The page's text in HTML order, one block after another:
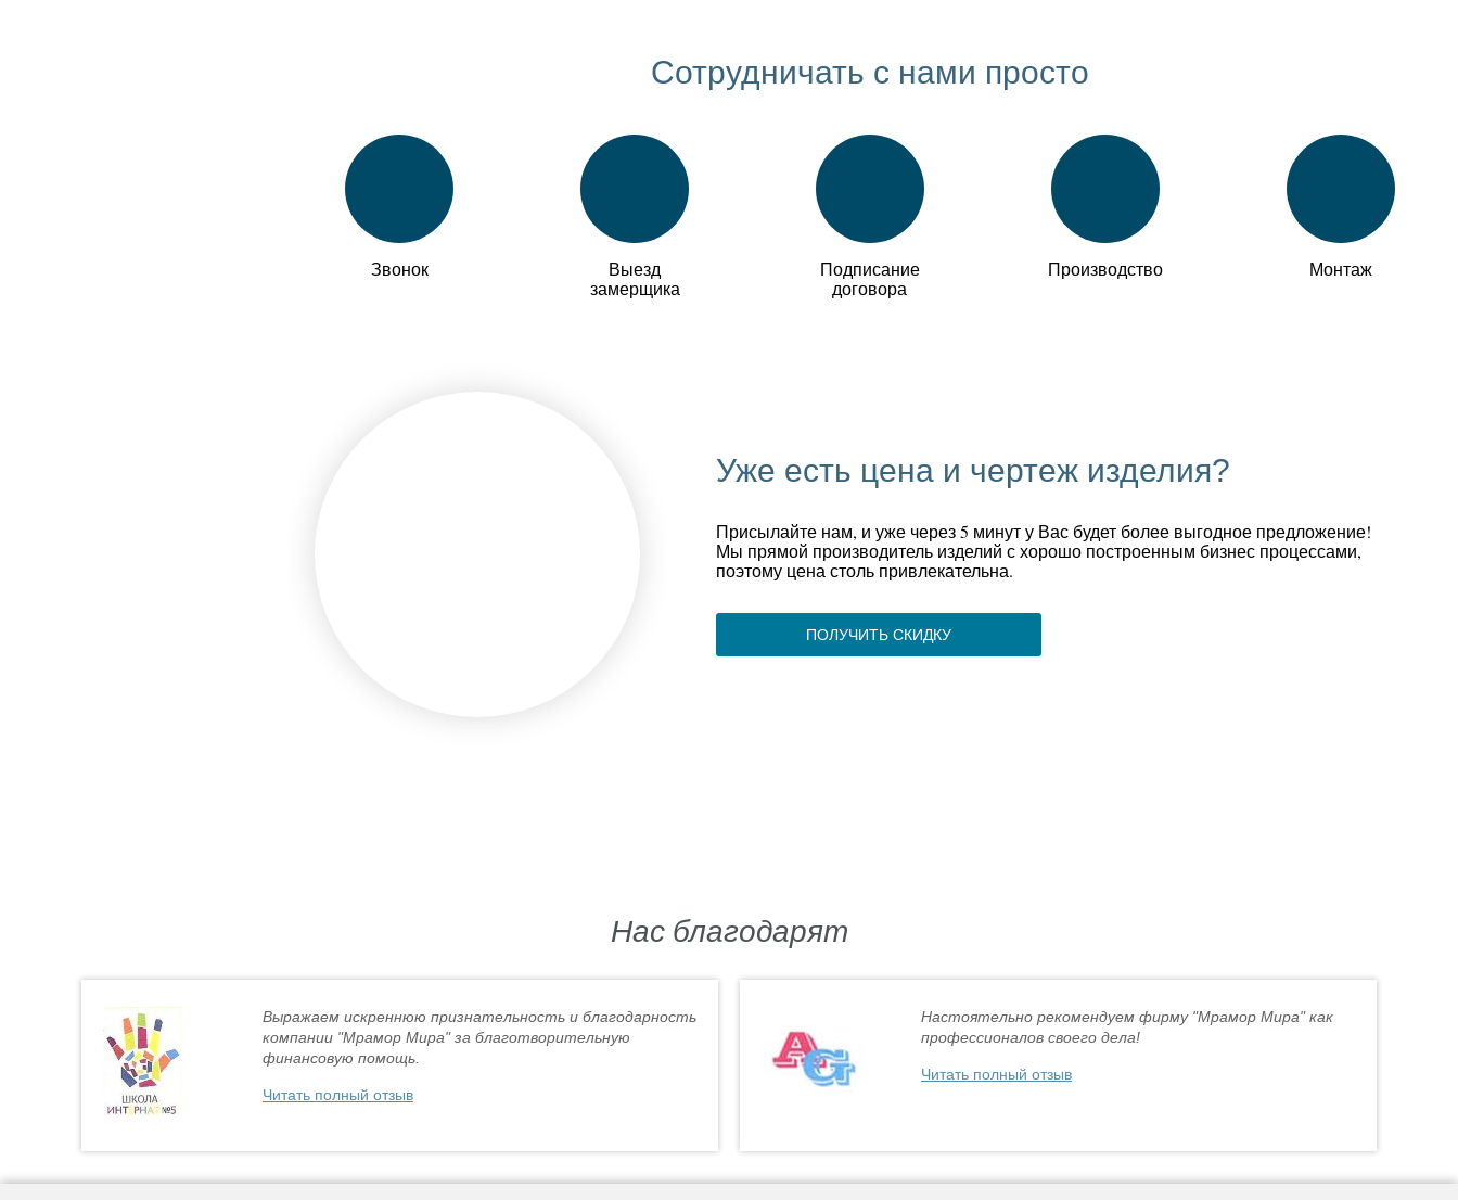
Сотрудничать с нами просто
Звонок
Выезд
замерщика
Подписание
договора
Производство Монтаж
Уже есть цена и чертеж изделия?
Присылайте нам, и уже через 5 минут у Вас будет более выгодное предложение!
Мы прямой производитель изделий с хорошо построенным бизнес процессами,
поэтому цена столь привлекательна.
ПОЛУЧИТЬ СКИДКУ
Нас благодарят
Выражаем искреннюю признательность и благодарность
компании "Мрамор Мира" за благотворительную
финансовую помощь.
Читать полный отзыв
Настоятельно рекомендуем фирму "Мрамор Мира" как
профессионалов своего дела!
Читать полный отзыв